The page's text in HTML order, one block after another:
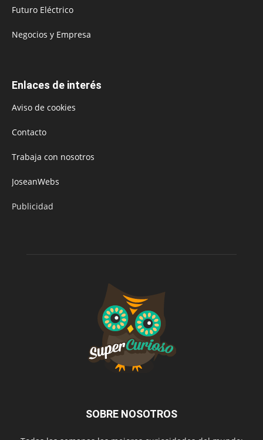
Futuro Eléctrico
Negocios y Empresa
Enlaces de interés
Aviso de cookies
Contacto
Trabaja con nosotros
JoseanWebs
Publicidad
SOBRE NOSOTROS